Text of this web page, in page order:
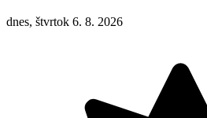
dnes, štvrtok 6. 8. 2026